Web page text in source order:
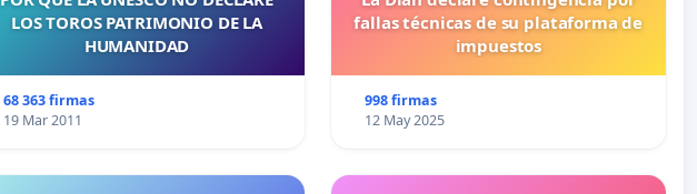
LOS TOROS PATRIMONIO DE LA
HUMANIDAD
68 363 firmas
19 Mar 2011
fallas técnicas de su plataforma de
impuestos
998 firmas
12 May 2025